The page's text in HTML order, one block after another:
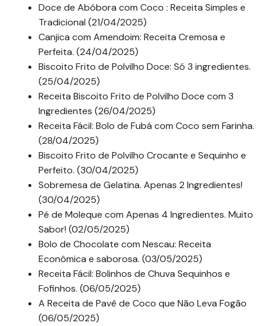
Doce de Abóbora com Coco : Receita Simples e
Tradicional (21/04/2025)
Canjica com Amendoim: Receita Cremosa e
Perfeita. (24/04/2025)
Biscoito Frito de Polvilho Doce: Só 3 ingredientes.
(25/04/2025)
Receita Biscoito Frito de Polvilho Doce com 3
Ingredientes (26/04/2025)
Receita Fácil: Bolo de Fubá com Coco sem Farinha.
(28/04/2025)
Biscoito Frito de Polvilho Crocante e Sequinho e
Perfeito. (30/04/2025)
Sobremesa de Gelatina. Apenas 2 Ingredientes!
(30/04/2025)
Pé de Moleque com Apenas 4 Ingredientes. Muito
Sabor! (02/05/2025)
Bolo de Chocolate com Nescau: Receita
Econômica e saborosa. (03/05/2025)
Receita Fácil: Bolinhos de Chuva Sequinhos e
Fofinhos. (06/05/2025)
A Receita de Pavê de Coco que Não Leva Fogão
(06/05/2025)